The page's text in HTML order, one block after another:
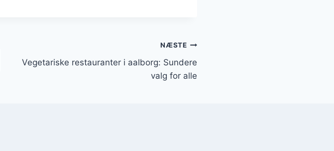
NÆSTE
Vegetariske restauranter i aalborg: Sundere
valg for alle